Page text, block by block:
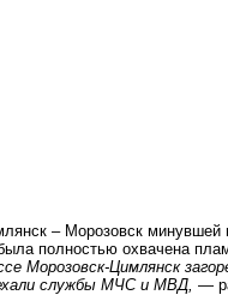
– Морозовск минувшей
полностью охвачена
Морозовск-Цимлянск
службы МЧС и МВД, —